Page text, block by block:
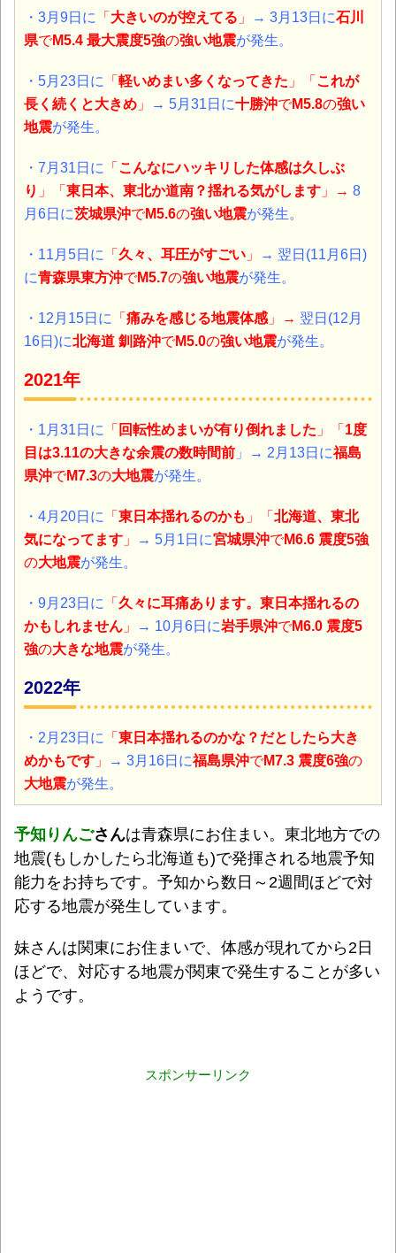
・3月9日に 「 大きいのが控えてる 」 → 3月13日に石川
県でM5.4 最大震度5強の強い地震が発生。
・5月23日に 「 軽いめまい多くなってきた 」「 これが
長く続くと大きめ 」 → 5月31日に十勝沖でM5.8の強い
地震が発生。
・7月31日に 「 こんなにハッキリした体感は久しぶ
り 」「 東日本、東北か道南？揺れる気がします 」 → 8
月6日に茨城県沖でM5.6の強い地震が発生。
・11月5日に 「 久々、 耳圧がすごい 」
→ 翌日(11月6日)
に青森県東方沖でM5.7の強い地震が発生。
・12月15日に 「 痛みを感じる地震体感 」 → 翌日(12月
16日)に北海道 釧路沖でM5.0の強い地震が発生。
2021年
・1月31日に 「 回転性めまいが有り倒れました 」「 1度
目は3.11の大きな余震の数時間前 」 → 2月13日に福島
県沖でM7.3の大地震が発生。
・4月20日に 「 東日本揺れるのかも 」「 北海道、東北
気になってます 」 → 5月1日に宮城県沖でM6.6 震度5強
の大地震が発生。
・9月23日に 「 久々に耳痛あります。東日本揺れるの
かもしれません 」 → 10月6日に岩手県沖でM6.0 震度5
強の大きな地震が発生。
2022年
・2月23日に 「 東日本揺れるのかな？だとしたら大き
めかもです 」 → 3月16日に福島県沖でM7.3 震度6強の
大地震が発生。
予知りんごさんは青森県にお住まい。東北地方での
地震(もしかしたら北海道も)で発揮される地震予知
能力をお持ちです。予知から数日～2週間ほどで対
応する地震が発生しています。
妹さんは関東にお住まいで、体感が現れてから2日
ほどで、対応する地震が関東で発生することが多い
ようです。
スポンサーリンク